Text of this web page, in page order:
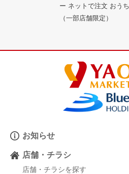
ー ネットで注文 おう
（一部店舗限定）
お知らせ
店舗・チラシ
店舗・チラシを探す